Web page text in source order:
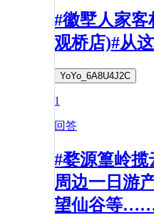
#徽墅人家
观桥店)#从
YoYo_6A8U4J2C
1
回答
#婺源篁岭
周边一日游
望仙谷等